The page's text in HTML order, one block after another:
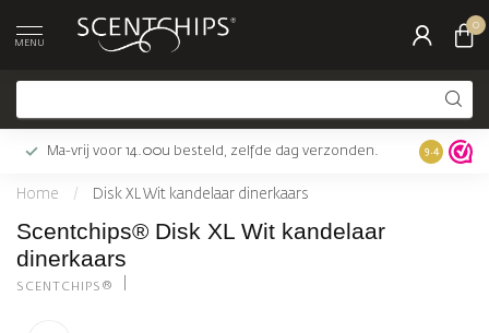
MENU
0
Ma-vrij voor 14.00u besteld, zelfde dag verzonden. Gratis
9.4
Home / Disk XL Wit kandelaar dinerkaars
Scentchips® Disk XL Wit kandelaar
dinerkaars
SCENTCHIPS®